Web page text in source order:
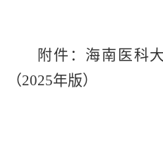
附件：海南医科
（2025年版）